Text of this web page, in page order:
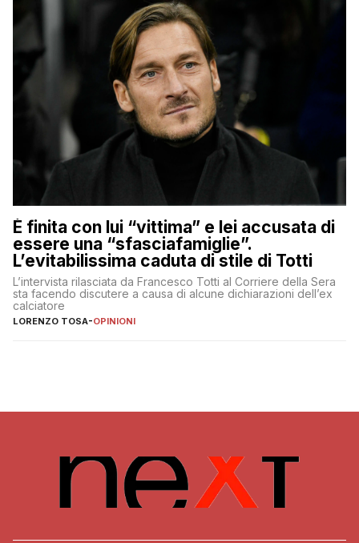
È finita con lui “vittima” e lei accusata di
essere una “sfasciafamiglie”.
L’evitabilissima caduta di stile di Totti
L’intervista rilasciata da Francesco Totti al Corriere della Sera
sta facendo discutere a causa di alcune dichiarazioni dell’ex
calciatore
LORENZO TOSA-OPINIONI